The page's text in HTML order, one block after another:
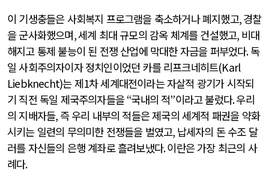
이 기생충들은 사회복지 프로그램을 축소하거나 폐지했고,경찰
을 군사화했으며,세계 최대 규모의 감옥 체계를 건설했고, 비대
해지고 통제 불능이 된 전쟁 산업에 막대한 자금을 퍼부었다.독
일 사회주의자이자 정치인이었던 카를 리프크네히트(Karl
Liebknecht)는 제1차 세계대전이라는 자살적 광기가 시작되
기 직전 독일 제국주의자들을“국내의 적”이라고 불렀다.우리
의 지배자들,즉 우리 내부의 적들은 제국의 세계적 패권을 약화
시키는 일련의 무의미한 전쟁들을 벌였고, 납세자의 돈 수조 달
러를 자신들의 은행 계좌로 흘려보냈다.이란은 가장 최근의 사
례다.